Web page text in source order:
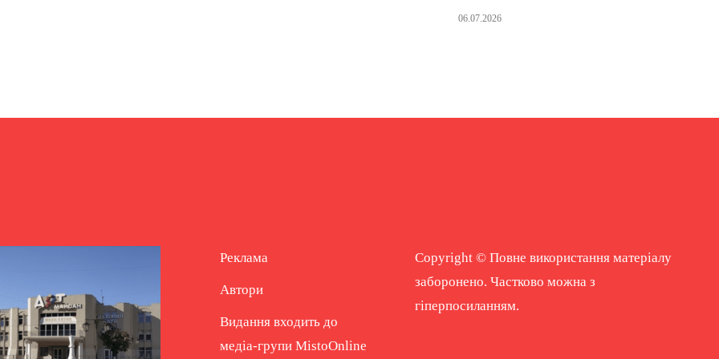
06.07.2026
Реклама
Автори
Видання входить до
медіа-групи MistoOnline
Copyright © Повне використання матеріалу
заборонено. Частково можна з
гіперпосиланням.